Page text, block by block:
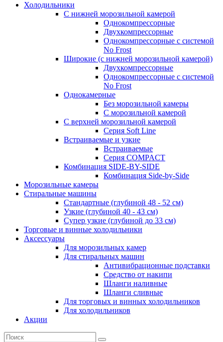
Холодильники
С нижней морозильной камерой
Однокомпрессорные
Двухкомпрессорные
Однокомпрессорные с системой
No Frost
Широкие (с нижней морозильной камерой)
Двухкомпрессорные
Однокомпрессорные с системой
No Frost
Однокамерные
Без морозильной камеры
С морозильной камерой
С верхней морозильной камерой
Серия Soft Line
Встраиваемые и узкие
Встраиваемые
Серия СOMPACT
Комбинация SIDE-BY-SIDE
Комбинация Side-by-Side
Морозильные камеры
Стиральные машины
Стандартные (глубиной 48 - 52 см)
Узкие (глубиной 40 - 43 см)
Супер узкие (глубиной до 33 см)
Торговые и винные холодильники
Аксессуары
Для морозильных камер
Для стиральных машин
Антивибрационные подставки
Средство от накипи
Шланги наливные
Шланги сливные
Для торговых и винных холодильников
Для холодильников
Акции